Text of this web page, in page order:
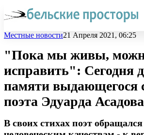
Местные новости21 Апреля 2021, 06:25
"Пока мы живы,
исправить": Сегодня
памяти выдающегося
поэта Эдуарда Асадова
В своих стихах поэт